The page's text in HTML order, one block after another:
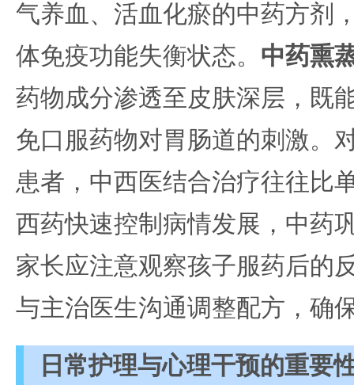
气养血、活血化瘀的中药方剂
体免疫功能失衡状态。 中药熏
药物成分渗透至皮肤深层，既
免口服药物对胃肠道的刺激。
患者，中西医结合治疗往往比
西药快速控制病情发展，中药
家长应注意观察孩子服药后的
与主治医生沟通调整配方，确
日常护理与心理干预的重要